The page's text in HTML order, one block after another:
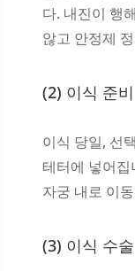
다. 내진이 행
않고 안정제
(2) 이식 준비
이식 당일, 선
테터에 넣어
자궁 내로 이
(3) 이식 수술